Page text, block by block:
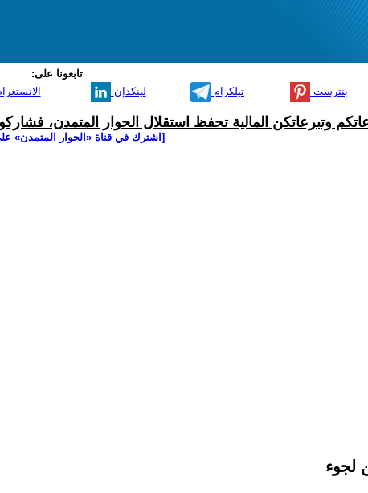
تابعونا على:
لينكدإن تيلكرام بنترست
وتبرعاتكن المالية تحفظ استقلال الحوار المتمدن،
[اشترك في قناة ‫«الحوار المتمدن»
لجوء